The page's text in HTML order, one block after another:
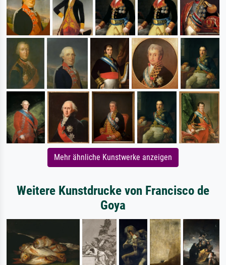
Mehr ähnliche Kunstwerke anzeigen
Weitere Kunstdrucke von Francisco de
Goya